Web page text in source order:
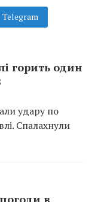
Telegram
горить один
удару по
Спалахнули
в